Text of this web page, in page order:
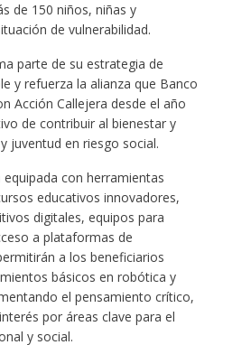
de 150 niños, niñas y
de vulnerabilidad.
parte de su estrategia de
y refuerza la alianza que Banco
Acción Callejera desde el año
de contribuir al bienestar y
juventud en riesgo social.
equipada con herramientas
educativos innovadores,
digitales, equipos para
a plataformas de
a los beneficiarios
básicos en robótica y
el pensamiento crítico,
por áreas clave para el
y social.